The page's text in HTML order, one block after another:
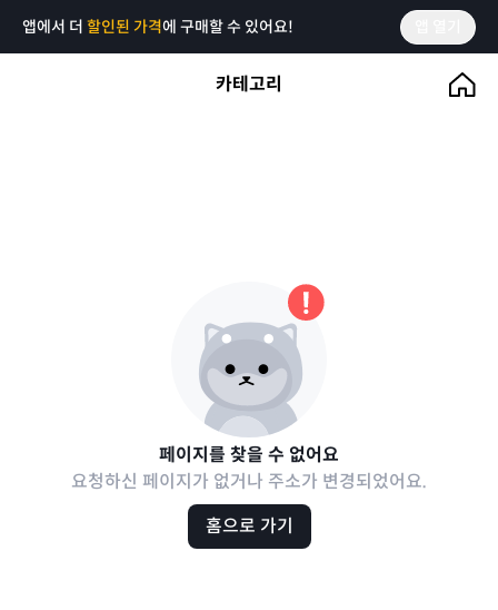
앱에서 더 할인된 가격에 구매할 수 있어요!
카테고리
페이지를 찾을 수 없어요
요청하신 페이지가 없거나 주소가 변경되었어요.
홈으로 가기